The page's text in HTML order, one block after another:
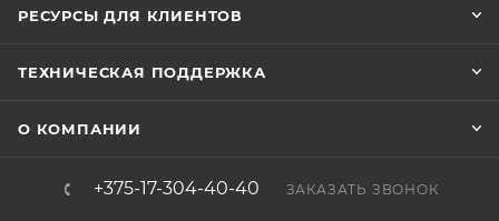
РЕСУРСЫ ДЛЯ КЛИЕНТОВ
ТЕХНИЧЕСКАЯ ПОДДЕРЖКА
О КОМПАНИИ
+375-17-304-40-40 ЗАКАЗАТЬ ЗВОНОК